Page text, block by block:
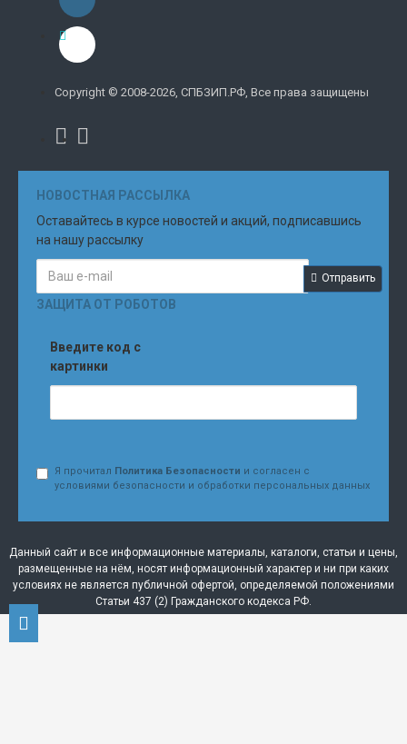
Copyright © 2008-2026, СПБЗИП.РФ, Все права защищены
НОВОСТНАЯ РАССЫЛКА
Оставайтесь в курсе новостей и акций, подписавшись
на нашу рассылку
Отправить
ЗАЩИТА ОТ РОБОТОВ
Введите код с
картинки
Я прочитал Политика Безопасности и согласен с
условиями безопасности и обработки персональных данных
Данный сайт и все информационные материалы, каталоги, статьи и цены,
размещенные на нём, носят информационный характер и ни при каких
условиях не является публичной офертой, определяемой положениями
Статьи 437 (2) Гражданского кодекса РФ.